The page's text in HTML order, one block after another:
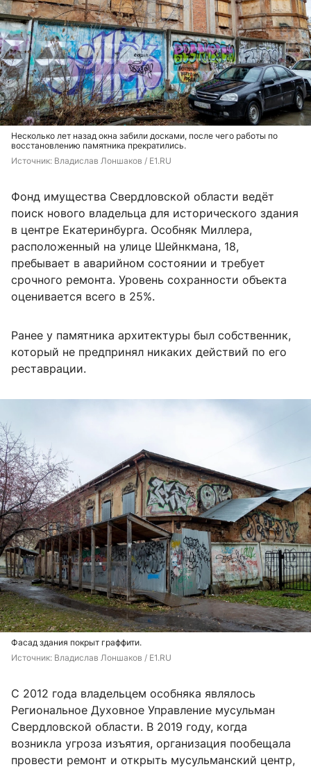
Несколько лет назад окна забили досками, после чего работы по
восстановлению памятника прекратились.
Источник: Владислав Лоншаков / E1.RU
Фонд имущества Свердловской области ведёт
поиск нового владельца для исторического здания
в центре Екатеринбурга. Особняк Миллера,
расположенный на улице Шейнкмана, 18,
пребывает в аварийном состоянии и требует
срочного ремонта. Уровень сохранности объекта
оценивается всего в 25%.
Ранее у памятника архитектуры был собственник,
который не предпринял никаких действий по его
реставрации.
Фасад здания покрыт граффити.
Источник: Владислав Лоншаков / E1.RU
С 2012 года владельцем особняка являлось
Региональное Духовное Управление мусульман
Свердловской области. В 2019 году, когда
возникла угроза изъятия, организация пообещала
провести ремонт и открыть мусульманский центр,